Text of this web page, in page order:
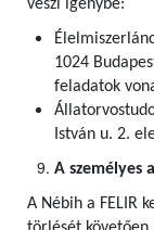
veszi igénybe:
1024
feladatok
István u. 2.
A személyes
A Nébih a FELIR